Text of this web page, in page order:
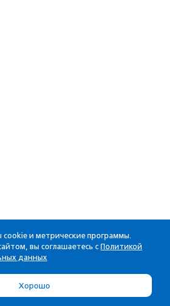
и метрические программы.
вы соглашаетесь с Политикой
данных
Хорошо